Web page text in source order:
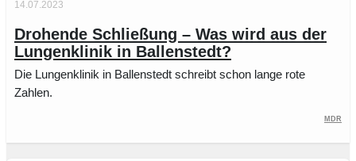
14.07.2023
Drohende Schließung – Was wird aus der
Lungenklinik in Ballenstedt?
Die Lungenklinik in Ballenstedt schreibt schon lange rote
Zahlen.
MDR